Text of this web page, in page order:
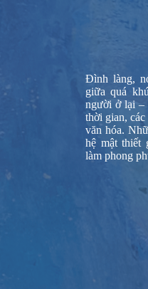
Đình làng,
giữa quá
người ở lại –
thời gian,
văn hóa.
hệ mật thiết
làm phong